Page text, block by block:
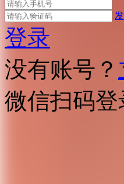
登录
没有账号？
微信扫码登